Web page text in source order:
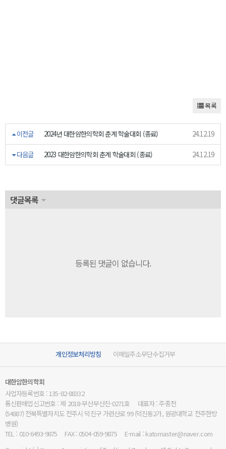
목록
이전글 2024년 대한암한의학회 춘계 학술대회 (종료) 24.12.19
다음글 2023 대한암한의학회 춘계 학술대회 (종료) 24.12.19
댓글목록
등록된 댓글이 없습니다.
개인정보처리방침 이메일주소무단수집거부
대한암한의학회
사업자등록번호 : 135-82-88332
통신판매업신고번호 : 제 2018-부산부산진-0271호
대표자 : 주종천
(54887) 전북특별자치도 전주시 덕진구 가련산로 99 (덕진동2가, 원광대학교 전주한방
병원)
TEL : 010-6493-9875
FAX : 0504-059-9875
E-mail : katomaster@naver.com